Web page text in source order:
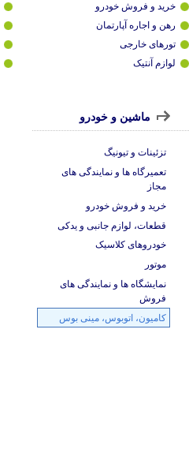
خرید و فروش خودرو
رهن و اجاره آپارتمان
تورهای خارجی
لوازم آنتیک
ماشین و خودرو
تزئینات و تیونیگ
تعمیرگاه ها و نمایندگی های
مجاز
خرید و فروش خودرو
قطعات، لوازم جانبی و یدکی
خودروهای کلاسیک
موتور
نمایشگاه ها و نمایندگی های
فروش
کامیون، اتوبوس، مینی بوس